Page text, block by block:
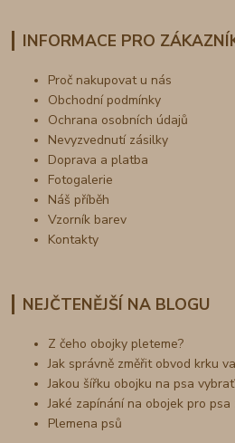
INFORMACE PRO
Proč nakupovat u nás
Obchodní podmínky
Ochrana osobních údajů
Nevyzvednutí zásilky
Doprava a platba
Fotogalerie
Náš příběh
Vzorník barev
Kontakty
NEJČTENĚJŠÍ NA BLOGU
Z čeho obojky pleteme?
Jak správně změřit obvod krku
Jakou šířku obojku na psa
Jaké zapínání na obojek pro psa
Plemena psů